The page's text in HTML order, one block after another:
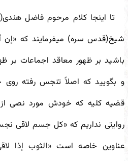
تا اینجا کلام مرحوم فاضل
شیخ(قدس سره) میفرمایند که
باشید بر ظهور معاقد اجماعات
و بگویید که اصلاً تنجس رفته
قضیه کلیه که خودش مورد نصی
روایتی نداریم که «کل جسم لاقی
عناوین خاصه است «الثوب إذا